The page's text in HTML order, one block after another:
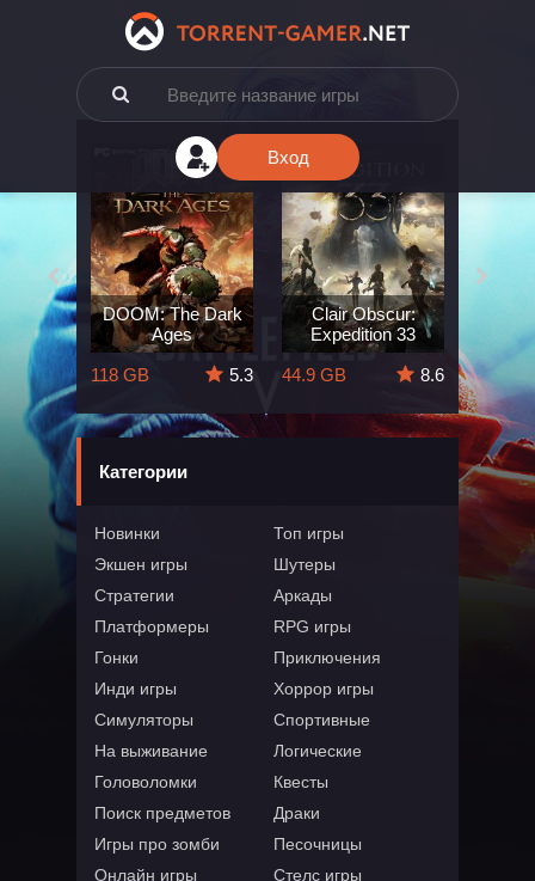
Вход
The
5.7
DOOM: The Dark
Ages
118 GB
5.3
Clair Obscur:
Expedition 33
44.9 GB
8.6
164 GB
Категории
Новинки
Топ игры
Экшен игры
Шутеры
Стратегии
Аркады
Платформеры
RPG игры
Гонки
Приключения
Инди игры
Хоррор игры
Симуляторы
Спортивные
На выживание
Логические
Головоломки
Квесты
Поиск предметов
Драки
Игры про зомби
Песочницы
Онлайн игры
Стелс игры